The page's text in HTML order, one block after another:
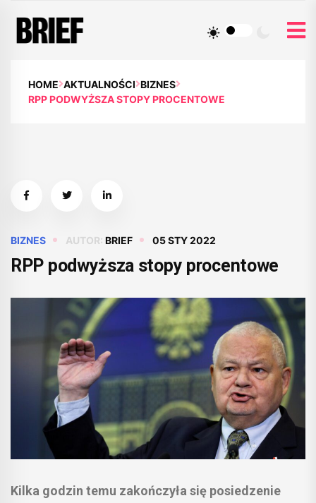
HOME AKTUALNOŚCI BIZNES
RPP PODWYŻSZA STOPY PROCENTOWE
BIZNES AUTOR: BRIEF 05 STY 2022
RPP podwyższa stopy procentowe
Kilka godzin temu zakończyła się posiedzenie